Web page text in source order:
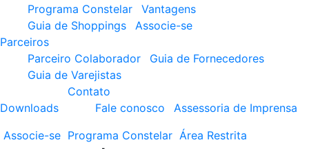
Programa Constelar
Vantagens
Guia de Shoppings
Associe-se
Parceiros
Parceiro Colaborador
Guia de Fornecedores
Guia de Varejistas
Downloads
Contato
Fale conosco
Assessoria de Imprensa
Associe-se Programa Constelar Área Restrita